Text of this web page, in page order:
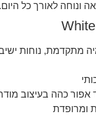
ונוחה לאורך כל היום.
מתקדמת, נוחות
אפור כהה בעיצוב
ומרופדת